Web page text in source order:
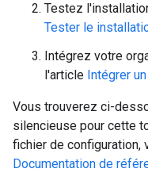
Testez
Tester le
Intégrez votre
l'article Intégrer
Vous trouverez ci-
silencieuse pour cette
fichier de configuration,
Documentation de